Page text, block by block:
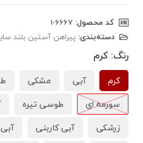
کد محصول:
دسته‌بندی: پیراهن آستین بلند
رنگ: کرم
کرم آبی مشکی
سورمه ای
طوسی تیره
زرشکی
آبی کاربنی